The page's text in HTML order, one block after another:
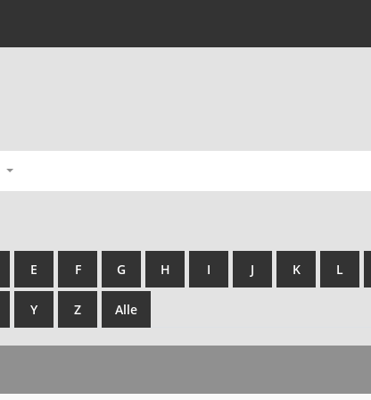
E F G H I J K L
Y Z Alle